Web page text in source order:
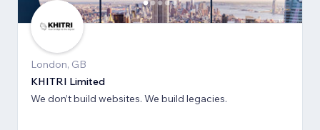
London, GB
KHITRI Limited
We don’t build websites. We build legacies.